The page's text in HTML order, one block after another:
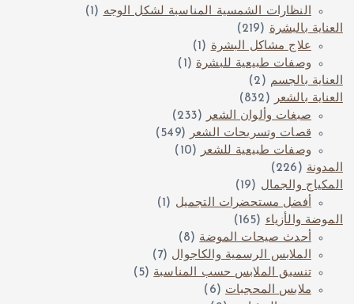
النظارات الشمسية المناسبة لشكل الوجه (1)
العناية بالبشرة (219)
علاج مشاكل البشرة (1)
وصفات طبيعية للبشرة (1)
العناية بالجسم (2)
العناية بالشعر
(832)
صبغات وألوان الشعر
(233)
قصات وتسريحات الشعر
(549)
وصفات طبيعية للشعر
(10)
المدونة (226)
المكياج والجمال (19)
أفضل مستحضرات التجميل (1)
الموضة والأزياء (165)
أحدث صيحات الموضة (8)
الملابس الرسمية والكاجوال (7)
تنسيق الملابس حسب المناسبة (5)
ملابس المحجبات (6)